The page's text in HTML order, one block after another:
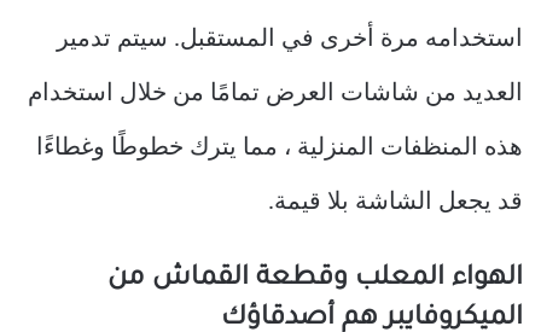
استخدامه مرة أخرى في المستقبل. سيتم تدمير
العديد من شاشات العرض تمامًا من خلال استخدام
هذه المنظفات المنزلية ، مما يترك خطوطًا وغطاءًا
قد يجعل الشاشة بلا قيمة.
الهواء المعلب وقطعة القماش من
الميكروفايبر هم أصدقاؤك